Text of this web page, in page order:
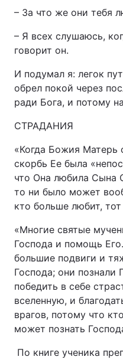
– За что же они тебя
– Я всех слушаюсь,
говорит он.
И подумал я: легок
обрел покой через
ради Бога, и потому
СТРАДАНИЯ
«Когда Божия Матерь
скорбь Ее была
что Она любила Сына
то ни было может
кто больше любит,
«Многие святые
Господа и помощь
большие подвиги и
Господа; они познали
победить в себе
вселенную, и
врагов, потому что
может познать
По книге ученика